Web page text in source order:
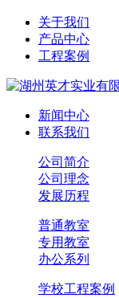
关于我们
产品中心
工程案例
新闻中心
联系我们
公司简介
公司理念
发展历程
普通教室
专用教室
办公系列
学校工程案例